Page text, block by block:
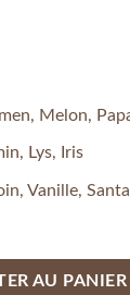
Melon,
Lys, Iris
Vanille, Santal
AU PANIER